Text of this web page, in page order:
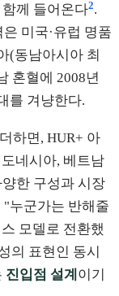
함께 들어온다2.
미국·유럽 명품
(동남아시아 최
혼혈에 2008년
를 겨냥한다.
하면, HUR+ 아
네시아, 베트남
한 구성과 시장
"누군가는 반해줄
모델로 전환했
의 표현인 동시
진입점 설계 이기